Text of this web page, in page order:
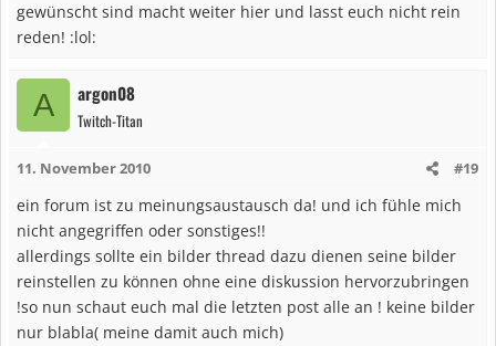
gewünscht sind macht weiter hier und lasst euch nicht rein
reden! :lol:
A argon08
Twitch-Titan
11. November 2010 #19
ein forum ist zu meinungsaustausch da! und ich fühle mich
nicht angegriffen oder sonstiges!!
allerdings sollte ein bilder thread dazu dienen seine bilder
reinstellen zu können ohne eine diskussion hervorzubringen
!so nun schaut euch mal die letzten post alle an ! keine bilder
nur blabla( meine damit auch mich)